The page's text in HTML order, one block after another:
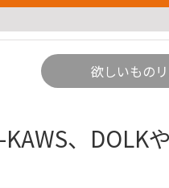
欲しいもの
、DOLK